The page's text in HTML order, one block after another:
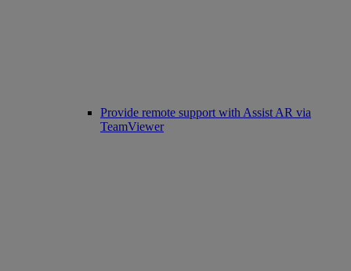
Provide remote support with Assist AR via
TeamViewer